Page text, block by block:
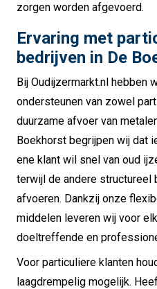
zorgen worden afgevoerd.
Ervaring met
bedrijven in De
Bij Oudijzermarkt.nl hebben
ondersteunen van zowel
duurzame afvoer van
Boekhorst begrijpen wij dat
ene klant wil snel van oud
terwijl de andere structureel
afvoeren. Dankzij onze
middelen leveren wij voor
doeltreffende en
Voor particuliere klanten
laagdrempelig mogelijk.